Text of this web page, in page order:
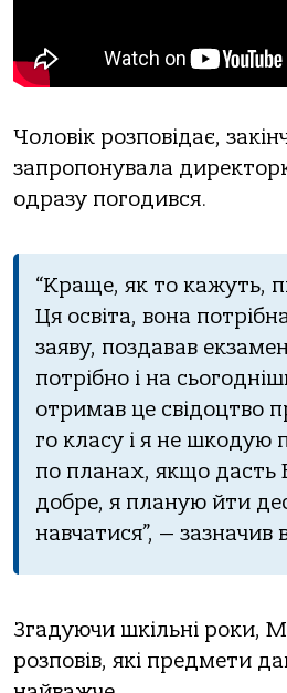
Чоловік розповідає,
запропонувала
одразу погодився.
“Краще, як то кажуть,
Ця освіта, вона
заяву, поздавав
потрібно і на
отримав це свідоцтво
го класу і я не шкодую
по планах, якщо дасть
добре, я планую йти
навчатися”, — зазначив
Згадуючи шкільні роки,
розповів, які предмети